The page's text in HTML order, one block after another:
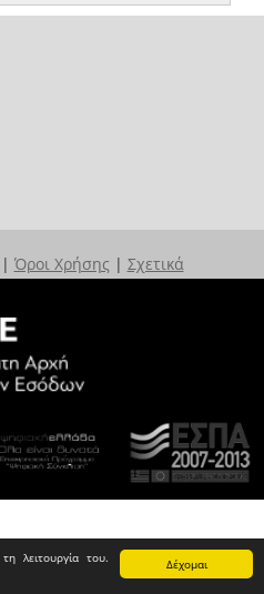
Δέχομαι
λειτουργία του.
| Όροι Χρήσης | Σχετικά